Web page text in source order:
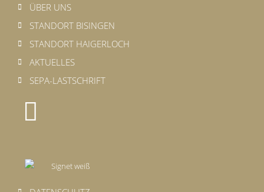
ÜBER UNS
STANDORT BISINGEN
STANDORT HAIGERLOCH
AKTUELLES
SEPA-LASTSCHRIFT